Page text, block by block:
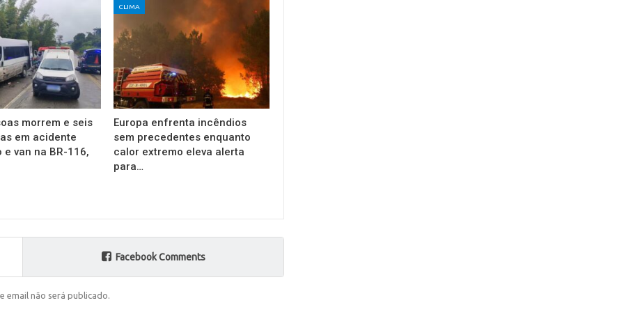
morrem e seis
em acidente
van na BR-116,
CLIMA
Europa enfrenta incêndios
sem precedentes enquanto
calor extremo eleva alerta
para…
Facebook Comments
email não será publicado.